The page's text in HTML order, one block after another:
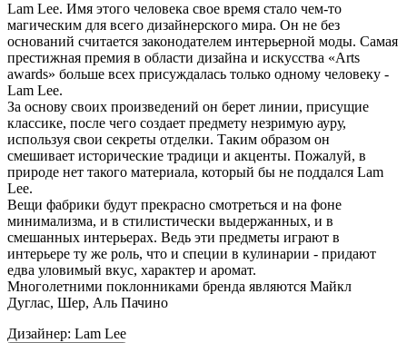
Lam Lee. Имя этого человека свое время стало чем-то
магическим для всего дизайнерского мира. Он не без
оснований считается законодателем интерьерной моды. Самая
престижная премия в области дизайна и искусства «Arts
awards» больше всех присуждалась только одному человеку -
Lam Lee.
За основу своих произведений он берет линии, присущие
классике, после чего создает предмету незримую ауру,
используя свои секреты отделки. Таким образом он
смешивает исторические традици и акценты. Пожалуй, в
природе нет такого материала, который бы не поддался Lam
Lee.
Вещи фабрики будут прекрасно смотреться и на фоне
минимализма, и в стилистически выдержанных, и в
смешанных интерьерах. Ведь эти предметы играют в
интерьере ту же роль, что и специи в кулинарии - придают
едва уловимый вкус, характер и аромат.
Многолетними поклонниками бренда являются Майкл
Дуглас, Шер, Аль Пачино
Дизайнер: Lam Lee